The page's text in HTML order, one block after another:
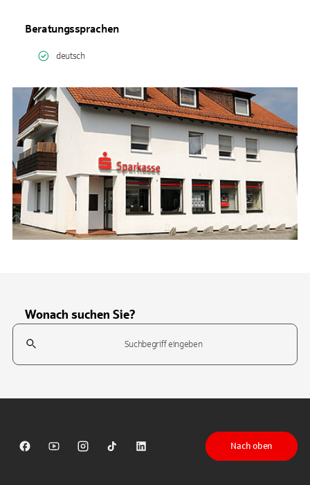
Beratungssprachen
deutsch
Wonach suchen Sie?
Suchfeld
Sparkasse auf Facebook
Sparkasse auf Youtube
Sparkasse auf Instagram
Sparkasse auf TikTok
Sparkasse auf LinkedIn
Nach oben